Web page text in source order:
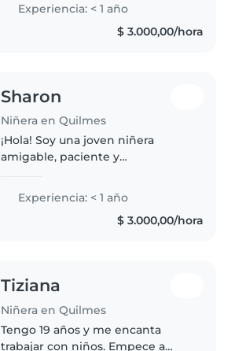
Tengo 18 años, soy una chica con
paciencia y divertida...
Experiencia: < 1 año
$ 3.000,00/hora
Sharon
Niñera en Quilmes
¡Hola! Soy una joven niñera
amigable, paciente y
tus niños en edad preescolar o
primaria. Aunque soy nueva en el
cuidado infantil, tengo
Experiencia: < 1 año
$ 3.000,00/hora
Tiziana
Niñera en Quilmes
Tengo 19 años y me encanta
trabajar con niños. Empece a